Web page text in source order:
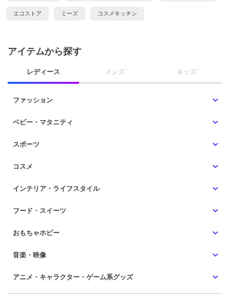
エコストア ミーズ コスメキッチン
アイテムから探す
レディース メンズ キッズ
ファッション
ベビー・マタニティ
スポーツ
コスメ
インテリア・ライフスタイル
フード・スイーツ
おもちゃホビー
音楽・映像
アニメ・キャラクター・ゲーム系グッズ